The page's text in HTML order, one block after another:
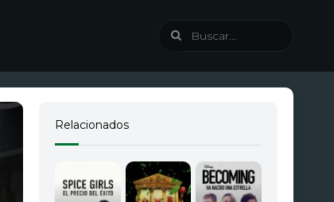
Relacionados